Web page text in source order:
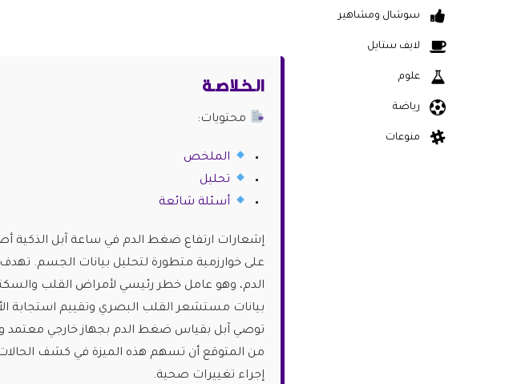
الـخـلاصـة
محتويات:
الملخص
تحليل
أسئلة شائعة
إشعارات ارتفاع ضغط الدم في ساعة آبل الذكية
على خوارزمية متطورة لتحليل بيانات الجسم.
الدم، وهو عامل خطر رئيسي لأمراض القلب
توصي آبل بقياس ضغط الدم بجهاز خارجي معتمد
من المتوقع أن تسهم هذه الميزة في كشف
إجراء تغييرات صحية.
سوشال ومشاهير
لايف ستايل
علوم
رياضة
منوعات